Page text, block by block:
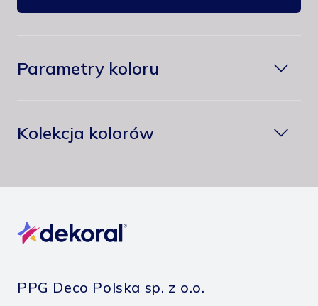
Parametry koloru
Kolekcja kolorów
PPG Deco Polska sp. z o.o.